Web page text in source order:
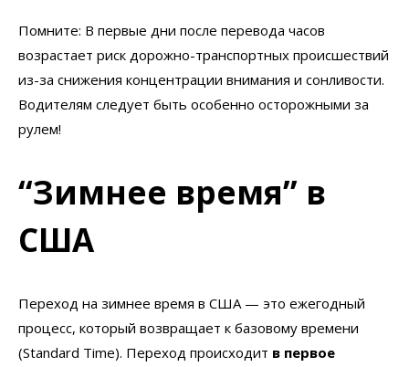
Помните: В первые дни после перевода часов
возрастает риск дорожно-транспортных происшествий
из-за снижения концентрации внимания и сонливости.
Водителям следует быть особенно осторожными за
рулем!
“Зимнее время” в
США
Переход на зимнее время в США — это ежегодный
процесс, который возвращает к базовому времени
(Standard Time). Переход происходит в первое